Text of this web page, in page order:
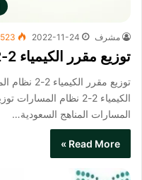
مشرف 2022-11-24
523
توزيع مقرر الكيمياء 2-2 نظام المسارات 1444 هـ
المسارات المناهج السعودية…
Read More »